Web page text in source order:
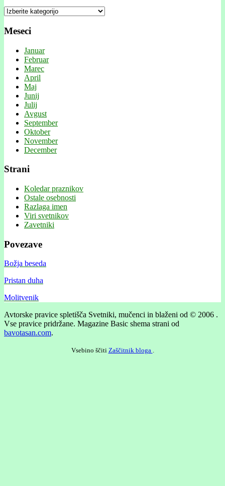
Kategorije
Meseci
Januar
Februar
Marec
April
Maj
Junij
Julij
Avgust
September
Oktober
November
December
Strani
Koledar praznikov
Ostale osebnosti
Razlaga imen
Viri svetnikov
Zavetniki
Povezave
Božja beseda
Pristan duha
Molitvenik
Avtorske pravice spletišča Svetniki, mučenci in blaženi od © 2006 .
Vse pravice pridržane. Magazine Basic shema strani od
bavotasan.com.
Vsebino ščiti Zaščitnik bloga .